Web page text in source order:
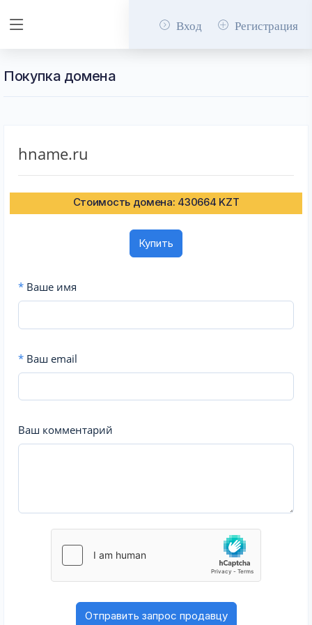
Вход Регистрация
Покупка домена
hname.ru
Стоимость домена: 430664 KZT
Купить
* Ваше имя
* Ваш email
Ваш комментарий